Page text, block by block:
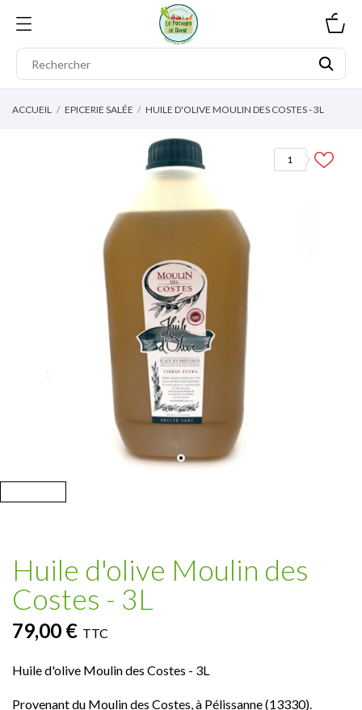
ACCUEIL EPICERIE SALÉE HUILE D'OLIVE MOULIN DES COSTES - 3L
1
Huile d'olive Moulin des
Costes - 3L
79,00 € TTC
Huile d'olive Moulin des Costes - 3L
Provenant du Moulin des Costes, à Pélissanne (13330).